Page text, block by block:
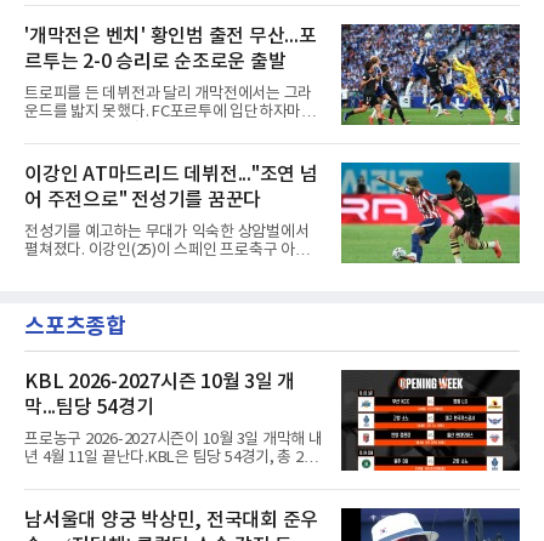
니라 성장 가능성까지 고려해 영입을 결정했다.
효과도 기대된다. K리그1
10일(한국시간) 애스턴 빌라(잉글랜드)에서 뛰
어온 디뉴를 재영입했다고 발표했다. 계약 기간
은 2029년까지 3년이며, 등번호는 12번이다. 구
체적인 이적료는 공개되지 않았으나 영국 BBC
는 PSG가 왼쪽 풀백 디뉴의 바이아웃인 850만
파운드(약 162억원)를 애스턴 빌라에 지불하기
로 했다고 전했다.돌아오는 길은 길었다. 프랑스
프랑스컵 1회, 리그컵 2회 우승 등을 경험했다.
이후 AS로마 임대와 바르셀로나(스페
'개막전은 벤치' 황인범 출전 무산...포
르투는 2-0 승리로 순조로운 출발
트로피를 든 데뷔전과 달리 개막전에서는 그라
운드를 밟지 못했다. FC포르투에 입단하자마자
인범(29)이 정규리그 개막전에서는 벤치를 지켰
다.포르투는 10일(한국시간) 포르투갈 포르투의
이스타디우 두 드라강에서 열린 알베르카와의
2026-2027 포르투갈 프리메이라리가 1라운드
홈 경기에서 2-0으로 이겼다. 두 골 모두 페널티
킥에서 나왔다. 전반 9분 안드레 실바가 상대 골
키퍼의 반칙으로 얻은 페널티킥을 직접 성공시
난 시즌 챔피언 포르투는 리그 2연패이자 통산
32번째 우승을 향한 첫발을 기분 좋
이강인 AT마드리드 데뷔전..."조연 넘
어 주전으로" 전성기를 꿈꾼다
전성기를 예고하는 무대가 익숙한 상암벌에서
펼쳐졌다. 이강인(25)이 스페인 프로축구 아틀
티)의 2026 쿠팡플레이 시리즈 친선경기는 사실
상 이강인을 위한 거대한 입단식이었다. 킥오프
고, 그의 영문 이름과 새 등번호 '7'이 박힌 붉은
줄무늬 유니폼이 유독 눈에 띄었다. 경기장에는
5만78명이 들어찼다.주인공은 벤치에서부터 존
재감을 드러냈다. 킥오프 10분 전 손을 흔들며
등장하자 환호가 터졌고, 전반 막판 호르헤 도밍
게스의 선제골 때보다 벤치에서
스포츠종합
KBL 2026-2027시즌 10월 3일 개
막...팀당 54경기
프로농구 2026-2027시즌이 10월 3일 개막해 내
년 4월 11일 끝난다.KBL은 팀당 54경기, 총 270
경기로 주당 11경기를 치르는 것이 원칙이다.개
막전은 10월 3일 오후 2시 부산사직체육관에서
열리는 부산 KCC와 창원 LG의 경기다. 같은 시
남서울대 양궁 박상민, 전국대회 준우